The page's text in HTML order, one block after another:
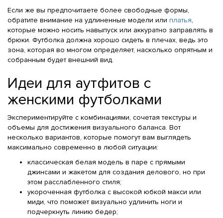
Если же вы предпочитаете более свободные формы,
обратите внимание на удлиненные модели или платья,
которые можно носить навыпуск или аккуратно заправлять в
брюки. Футболка должна хорошо сидеть в плечах, ведь это
зона, которая во многом определяет, насколько опрятным и
собранным будет внешний вид.
Идеи для аутфитов с
женскими футболками
Экспериментируйте с комбинациями, сочетая текстуры и
объемы для достижения визуального баланса. Вот
несколько вариантов, которые помогут вам выглядеть
максимально современно в любой ситуации:
классическая белая модель в паре с прямыми
джинсами и жакетом для создания делового, но при
этом расслабленного стиля;
укороченная футболка с высокой юбкой макси или
миди, что поможет визуально удлинить ноги и
подчеркнуть линию бедер;